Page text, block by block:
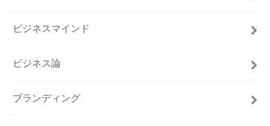
ビジネスマインド
ビジネス論
ブランディング